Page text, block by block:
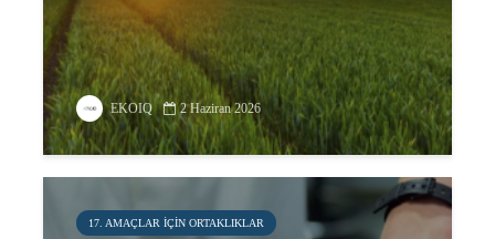
EKOIQ 2 Haziran 2026
17. AMAÇLAR IÇIN ORTAKLIKLAR